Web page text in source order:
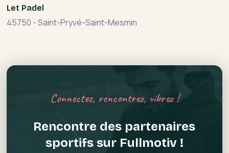
Let Padel
45750 -Saint-Pryvé-Saint-Mesmin
Connectez, rencontrez, vibrez !
Rencontre des partenaires
sportifs sur Fullmotiv !